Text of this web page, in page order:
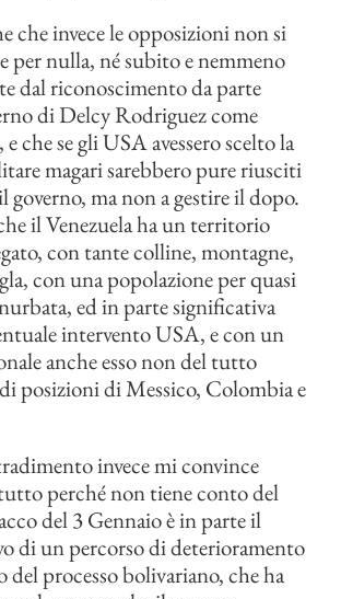
che invece le opposizioni non si
per nulla, né subito e nemmeno
dal riconoscimento da parte
di Delcy Rodriguez come
che se gli USA avessero scelto la
magari sarebbero pure riusciti
governo, ma non a gestire il dopo.
il Venezuela ha un territorio
con tante colline, montagne,
con una popolazione per quasi
ed in parte significativa
intervento USA, e con un
anche esso non del tutto
posizioni di Messico, Colombia e
invece mi convince
perché non tiene conto del
del 3 Gennaio è in parte il
di un percorso di deterioramento
del processo bolivariano, che ha